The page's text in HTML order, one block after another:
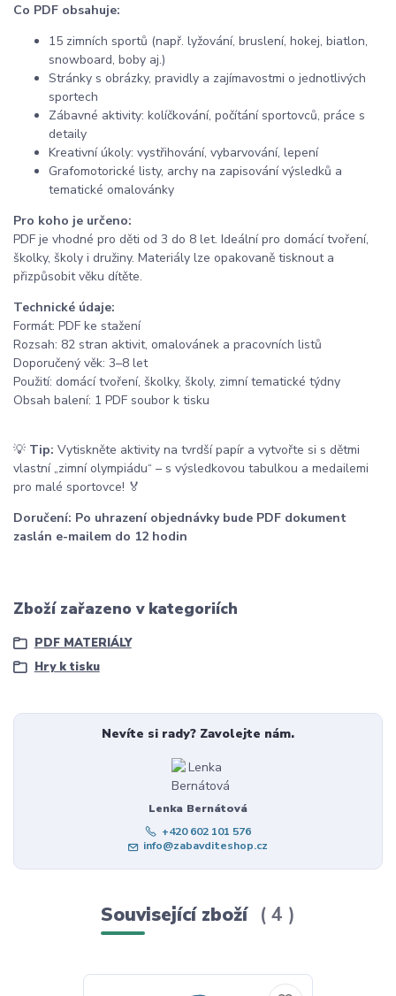
Co PDF obsahuje:
15 zimních sportů (např. lyžování, bruslení, hokej, biatlon,
snowboard, boby aj.)
Stránky s obrázky, pravidly a zajímavostmi o jednotlivých
sportech
Zábavné aktivity: kolíčkování, počítání sportovců, práce s
detaily
Kreativní úkoly: vystřihování, vybarvování, lepení
Grafomotorické listy, archy na zapisování výsledků a
tematické omalovánky
Pro koho je určeno:
PDF je vhodné pro děti od 3 do 8 let. Ideální pro domácí tvoření,
školky, školy i družiny. Materiály lze opakovaně tisknout a
přizpůsobit věku dítěte.
Technické údaje:
Formát: PDF ke stažení
Rozsah: 82 stran aktivit, omalovánek a pracovních listů
Doporučený věk: 3–8 let
Použití: domácí tvoření, školky, školy, zimní tematické týdny
Obsah balení: 1 PDF soubor k tisku
💡 Tip: Vytiskněte aktivity na tvrdší papír a vytvořte si s dětmi
vlastní „zimní olympiádu“ – s výsledkovou tabulkou a medailemi
pro malé sportovce! 🏅
Doručení: Po uhrazení objednávky bude PDF dokument
zaslán e-mailem do 12 hodin
Zboží zařazeno v kategoriích
PDF MATERIÁLY
Hry k tisku
Nevíte si rady? Zavolejte nám.
Lenka Bernátová
+420 602 101 576
info@zabavditeshop.cz
Související zboží 4